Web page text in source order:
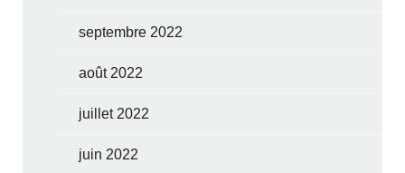
septembre 2022
août 2022
juillet 2022
juin 2022